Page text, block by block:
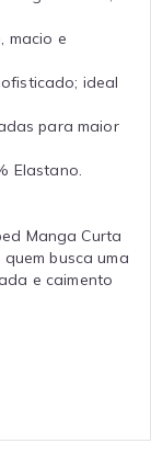
macio e
ideal
para maior
Elastano.
Manga Curta
busca uma
e caimento